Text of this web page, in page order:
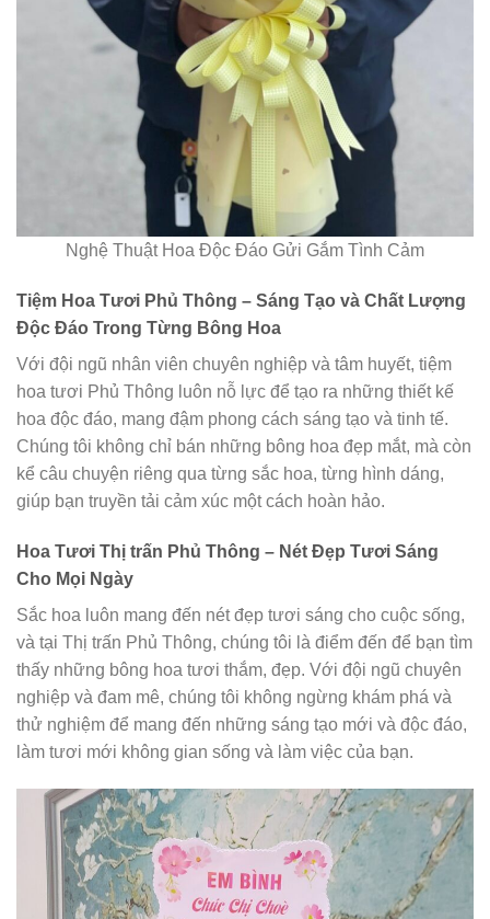
Nghệ Thuật Hoa Độc Đáo Gửi Gắm Tình Cảm
Tiệm Hoa Tươi Phủ Thông – Sáng Tạo và Chất Lượng
Độc Đáo Trong Từng Bông Hoa
Với đội ngũ nhân viên chuyên nghiệp và tâm huyết, tiệm
hoa tươi Phủ Thông luôn nỗ lực để tạo ra những thiết kế
hoa độc đáo, mang đậm phong cách sáng tạo và tinh tế.
Chúng tôi không chỉ bán những bông hoa đẹp mắt, mà còn
kể câu chuyện riêng qua từng sắc hoa, từng hình dáng,
giúp bạn truyền tải cảm xúc một cách hoàn hảo.
Hoa Tươi Thị trấn Phủ Thông – Nét Đẹp Tươi Sáng
Cho Mọi Ngày
Sắc hoa luôn mang đến nét đẹp tươi sáng cho cuộc sống,
và tại Thị trấn Phủ Thông, chúng tôi là điểm đến để bạn tìm
thấy những bông hoa tươi thắm, đẹp. Với đội ngũ chuyên
nghiệp và đam mê, chúng tôi không ngừng khám phá và
thử nghiệm để mang đến những sáng tạo mới và độc đáo,
làm tươi mới không gian sống và làm việc của bạn.